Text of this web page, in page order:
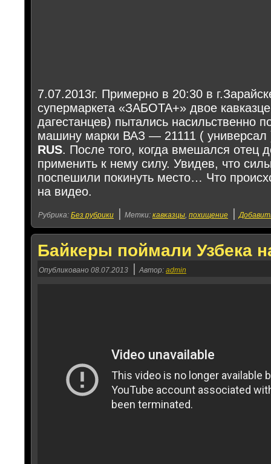
7.07.2013г. Примерно в 20:30 в
супермаркета «ЗАБОТА+» двое
дагестанцев) пытались насильственно
машину марки ВАЗ — 21111 ( универсал
RUS. После того, когда вмешался отец
применить к нему силу. Увидев, что
поспешили покинуть место… Что
на видео.
Рубрика: Без рубрики Метки: кавказцы, похищение
Байкеры поймали Узбека
Опубликовано 08.07.2013 Автор: admin